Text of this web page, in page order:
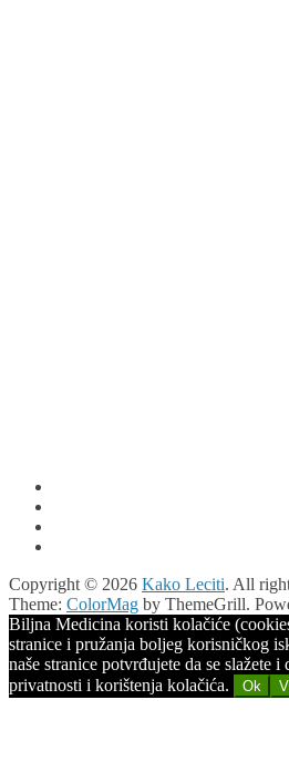
Copyright © 2026 Kako Leciti. All
Theme: ColorMag by ThemeGrill.
Biljna Medicina koristi kolačiće
stranice i pružanja boljeg korisničkog
naše stranice potvrđujete da se slažete
privatnosti i korištenja kolačića.
Ok